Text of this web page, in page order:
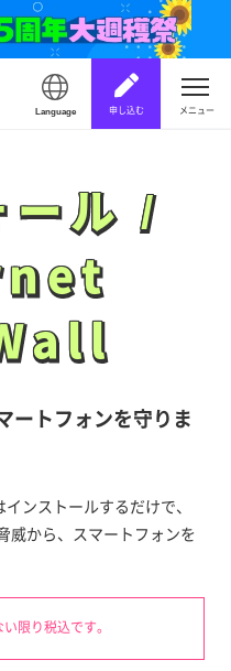
Language 申し込む メニュー
ール /
ール /
ートフォンを守りま
ンストールするだけで、
威から、スマートフォンを
限り税込です。